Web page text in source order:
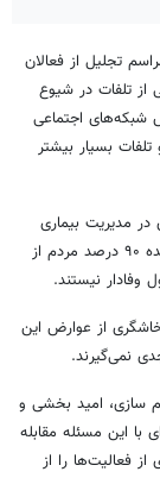
تجلیل از فعالان
از تلفات در شیوع
شبکه‌های اجتماعی
بسیار بیشتر
مدیریت بیماری
کرونا و آگاه سازی مردم گفت: بر اساس بررسی به عمل آمده ۹۰ درصد مردم از
وفادار نیستند.
از عوارض این
نمی‌گیرند.
سازی، امید بخشی و
با این مسئله مقابله
فعالیت‌ها را از